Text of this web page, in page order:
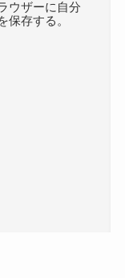
ウザーに自分
保存する。